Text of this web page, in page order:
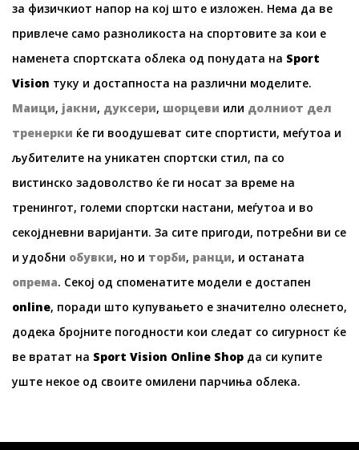
за физичкиот напор на кој што е изложен. Нема да ве
привлече само разноликоста на спортовите за кои е
наменета спортската облека од понудата на Sport
Vision туку и достапноста на различни моделите.
Маици, јакни, дуксери, шорцеви или долниот дел
тренерки ќе ги воодушеват сите спортисти, меѓутоа и
љубителите на уникатен спортски стил, па со
вистинско задоволство ќе ги носат за време на
тренингот, големи спортски настани, меѓутоа и во
секојдневни варијанти. За сите пригоди, потребни ви се
и удобни обувки, но и торби, ранци, и останата
опрема. Секој од споменатите модели е достапен
online, поради што купувањето е значително олеснето,
додека бројните погодности кои следат со сигурност ќе
ве вратат на Sport Vision Online Shop да си купите
уште некое од своите омилени парчиња облека.